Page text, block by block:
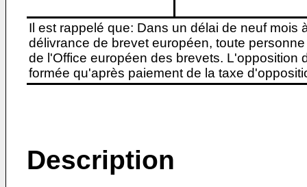
Il est rappelé que: Dans un délai de neuf
délivrance de brevet européen, toute
de l'Office européen des brevets. L'opposition
formée qu'après paiement de la taxe
Description